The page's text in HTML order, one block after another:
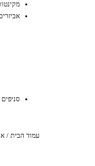
סניפים
עמוד הבית /